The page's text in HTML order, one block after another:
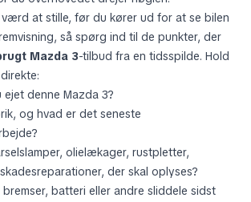
at stille, før du kører ud for at se bilen
så spørg ind til de punkter, der
Mazda 3-tilbud fra en tidsspilde. Hold
denne Mazda 3?
og hvad er det seneste
olielækager, rustpletter,
der skal oplyses?
batteri eller andre sliddele sidst